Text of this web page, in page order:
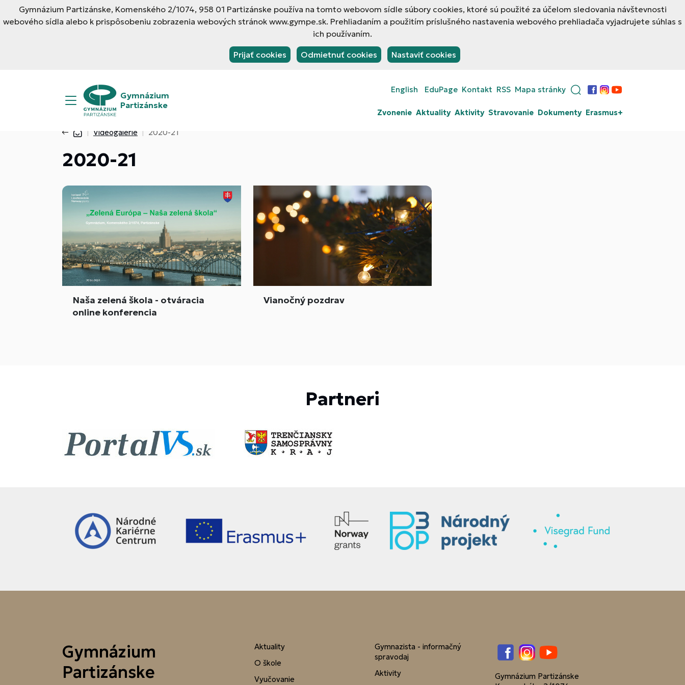
Gymnázium Partizánske, Komenského 2/1074, 958 01 Partizánske používa na tomto webovom sídle súbory cookies, ktoré sú použité za účelom sledovania návštevnosti
webového sídla alebo k prispôsobeniu zobrazenia webových stránok www.gympe.sk. Prehliadaním a použitím príslušného nastavenia webového prehliadača vyjadrujete súhlas s
ich používaním.
Prijať cookies Odmietnuť cookies Nastaviť cookies
Gymnázium
Partizánske
English EduPage Kontakt RSS Mapa stránky
Facebook
Instagram
YouTube
Zvonenie Aktuality Aktivity Stravovanie Dokumenty Erasmus+
Videogalérie 2020-21
2020-21
Naša zelená škola - otváracia
online konferencia
Vianočný pozdrav
Partneri
Gymnázium
Partizánske
Aktuality
O škole
Vyučovanie
Gymnazista - informačný
spravodaj
Aktivity
FacebookInstagramYouTube
Gymnázium Partizánske